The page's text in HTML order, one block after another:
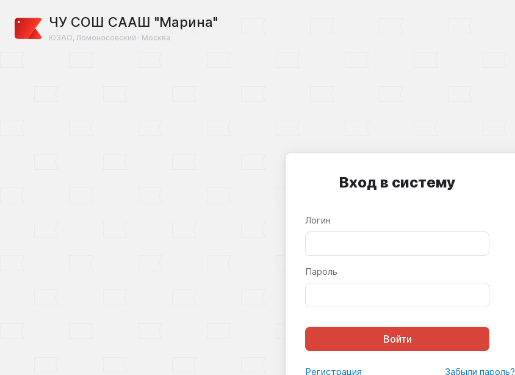
ЧУ СОШ СААШ "Марина"
ЮЗАО, Ломоносовский · Москва
Вход в систему
Логин
Пароль
Войти
Регистрация Забыли пароль?